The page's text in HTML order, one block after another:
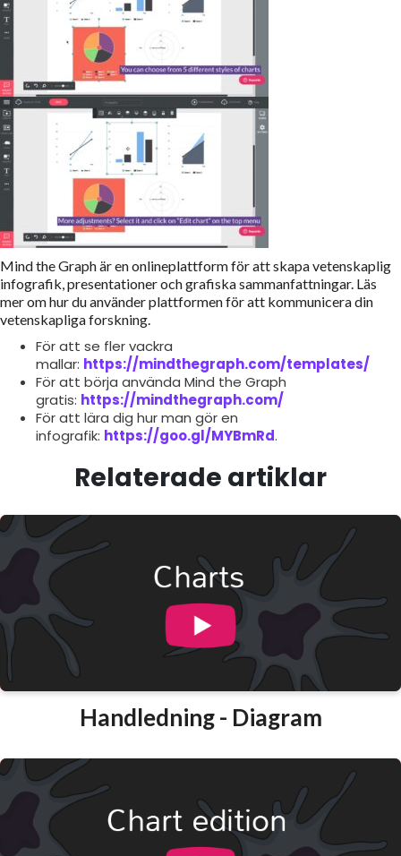
Mind the Graph är en onlineplattform för att skapa vetenskaplig
infografik, presentationer och grafiska sammanfattningar. Läs
mer om hur du använder plattformen för att kommunicera din
vetenskapliga forskning.
För att se fler vackra
mallar: https://mindthegraph.com/templates/
För att börja använda Mind the Graph
gratis: https://mindthegraph.com/
För att lära dig hur man gör en
infografik: https://goo.gl/MYBmRd.
Relaterade artiklar
Handledning - Diagram